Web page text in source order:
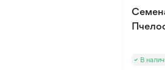
В